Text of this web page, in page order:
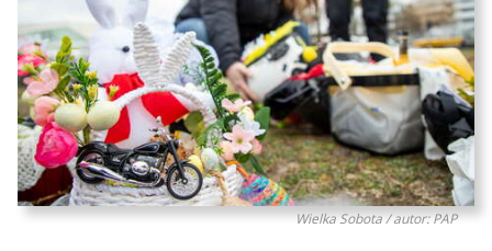
Wielka Sobota / autor: PAP